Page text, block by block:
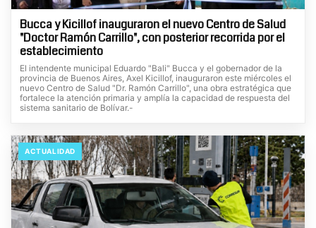
Bucca y Kicillof inauguraron el nuevo Centro de Salud
"Doctor Ramón Carrillo", con posterior recorrida por el
establecimiento
El intendente municipal Eduardo "Bali" Bucca y el gobernador de la
provincia de Buenos Aires, Axel Kicillof, inauguraron este miércoles el
nuevo Centro de Salud "Dr. Ramón Carrillo", una obra estratégica que
fortalece la atención primaria y amplía la capacidad de respuesta del
sistema sanitario de Bolívar.-
ACTUALIDAD